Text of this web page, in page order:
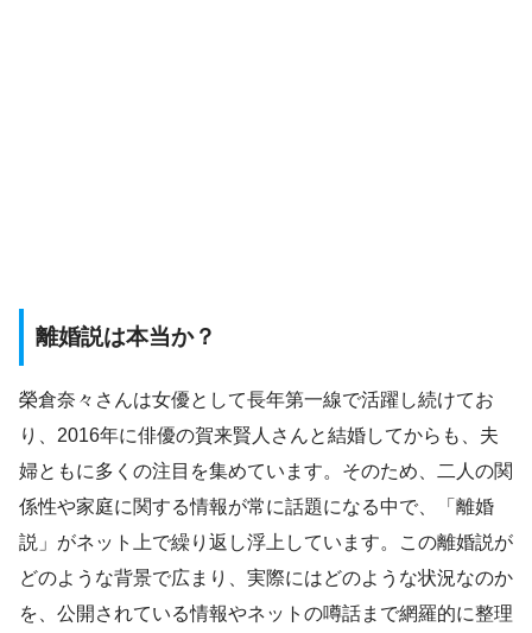
離婚説は本当か？
榮倉奈々さんは女優として長年第一線で活躍し続けてお
り、2016年に俳優の賀来賢人さんと結婚してからも、夫
婦ともに多くの注目を集めています。そのため、二人の関
係性や家庭に関する情報が常に話題になる中で、「離婚
説」がネット上で繰り返し浮上しています。この離婚説が
どのような背景で広まり、実際にはどのような状況なのか
を、公開されている情報やネットの噂話まで網羅的に整理